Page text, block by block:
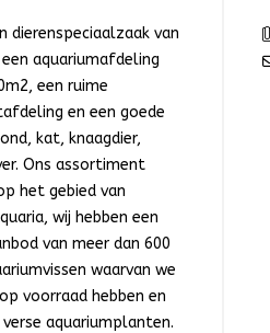
dierenspeciaalzaak van
aquariumafdeling
een ruime
en een goede
kat, knaagdier,
Ons assortiment
het gebied van
wij hebben een
van meer dan 600
waarvan we
voorraad hebben en
aquariumplanten.